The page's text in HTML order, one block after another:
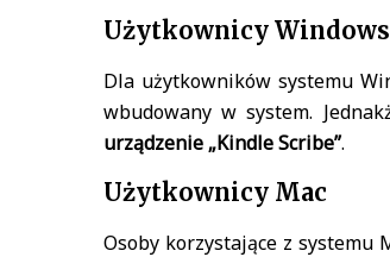
Użytkownicy Windows
Dla użytkowników systemu
wbudowany w system.
urządzenie „Kindle Scribe”.
Użytkownicy Mac
Osoby korzystające z systemu